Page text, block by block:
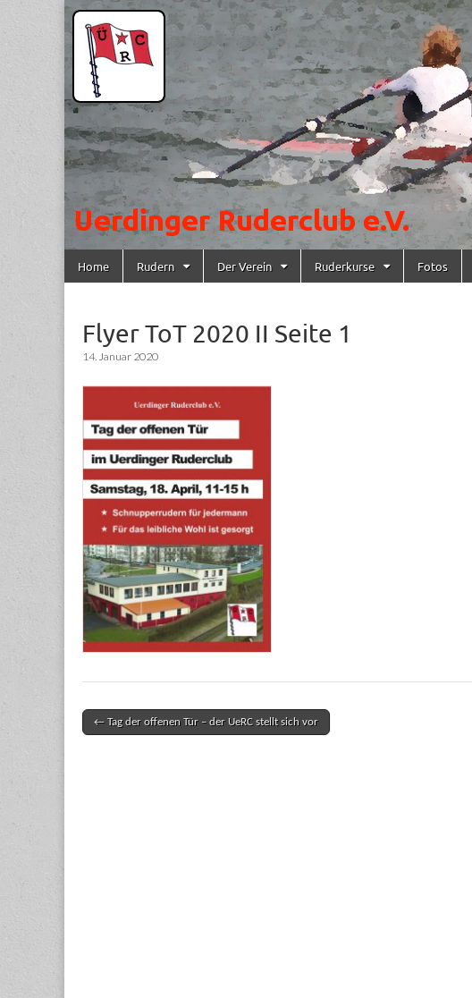
Uerdinger
Ruderclub
e.V.
Rudern in
Krefeld-
Uerdingen
Main menu
Home Rudern Der Verein Ruderkurse Fotos
Flyer ToT 2020 II Seite 1
14. Januar 2020
Post navigation
← Tag der offenen Tür – der UeRC stellt sich vor